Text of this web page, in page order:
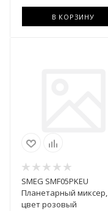
В КОРЗИНУ
SMEG SMF05PKEU
Планетарный миксер,
цвет розовый